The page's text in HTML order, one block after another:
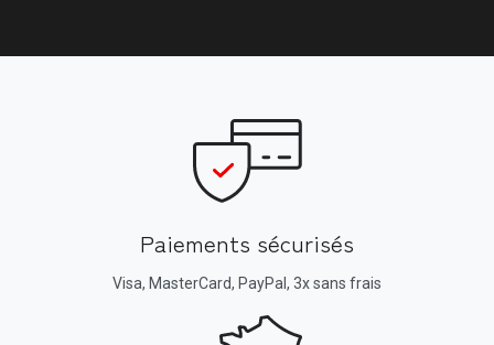
Paiements sécurisés
Visa, MasterCard, PayPal, 3x sans frais